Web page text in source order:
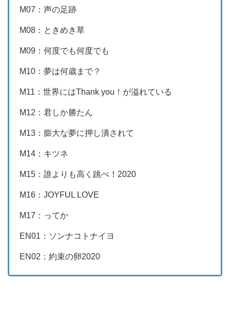
M07：声の足跡
M08：ときめき草
M09：何度でも何度でも
M10：夢は何歳まで？
M11：世界にはThank you！が溢れている
M12：君しか勝たん
M13：膨大な夢に押し潰されて
M14：キツネ
M15：誰よりも高く跳べ！2020
M16：JOYFUL LOVE
M17：ってか
EN01：ソンナコトナイヨ
EN02：約束の卵2020